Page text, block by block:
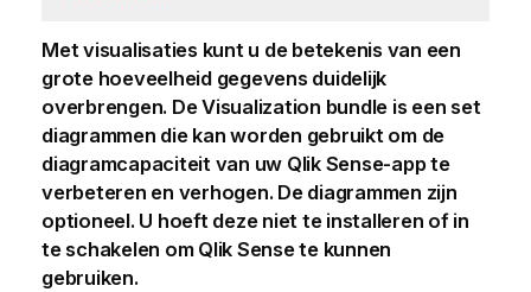
Met visualisaties kunt u de betekenis van een
grote hoeveelheid gegevens duidelijk
overbrengen. DeVisualization bundle is een set
diagrammen die kan worden gebruikt om de
diagramcapaciteit van uw Qlik Sense-app te
verbeteren en verhogen. De diagrammen zijn
optioneel. U hoeft deze niet te installeren of in
te schakelen om Qlik Sensete kunnen
gebruiken.